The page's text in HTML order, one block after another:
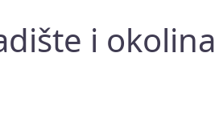
i okolina